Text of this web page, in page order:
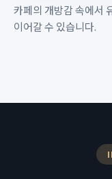
카페의 개방감 속에서
이어갈 수 있습니다.